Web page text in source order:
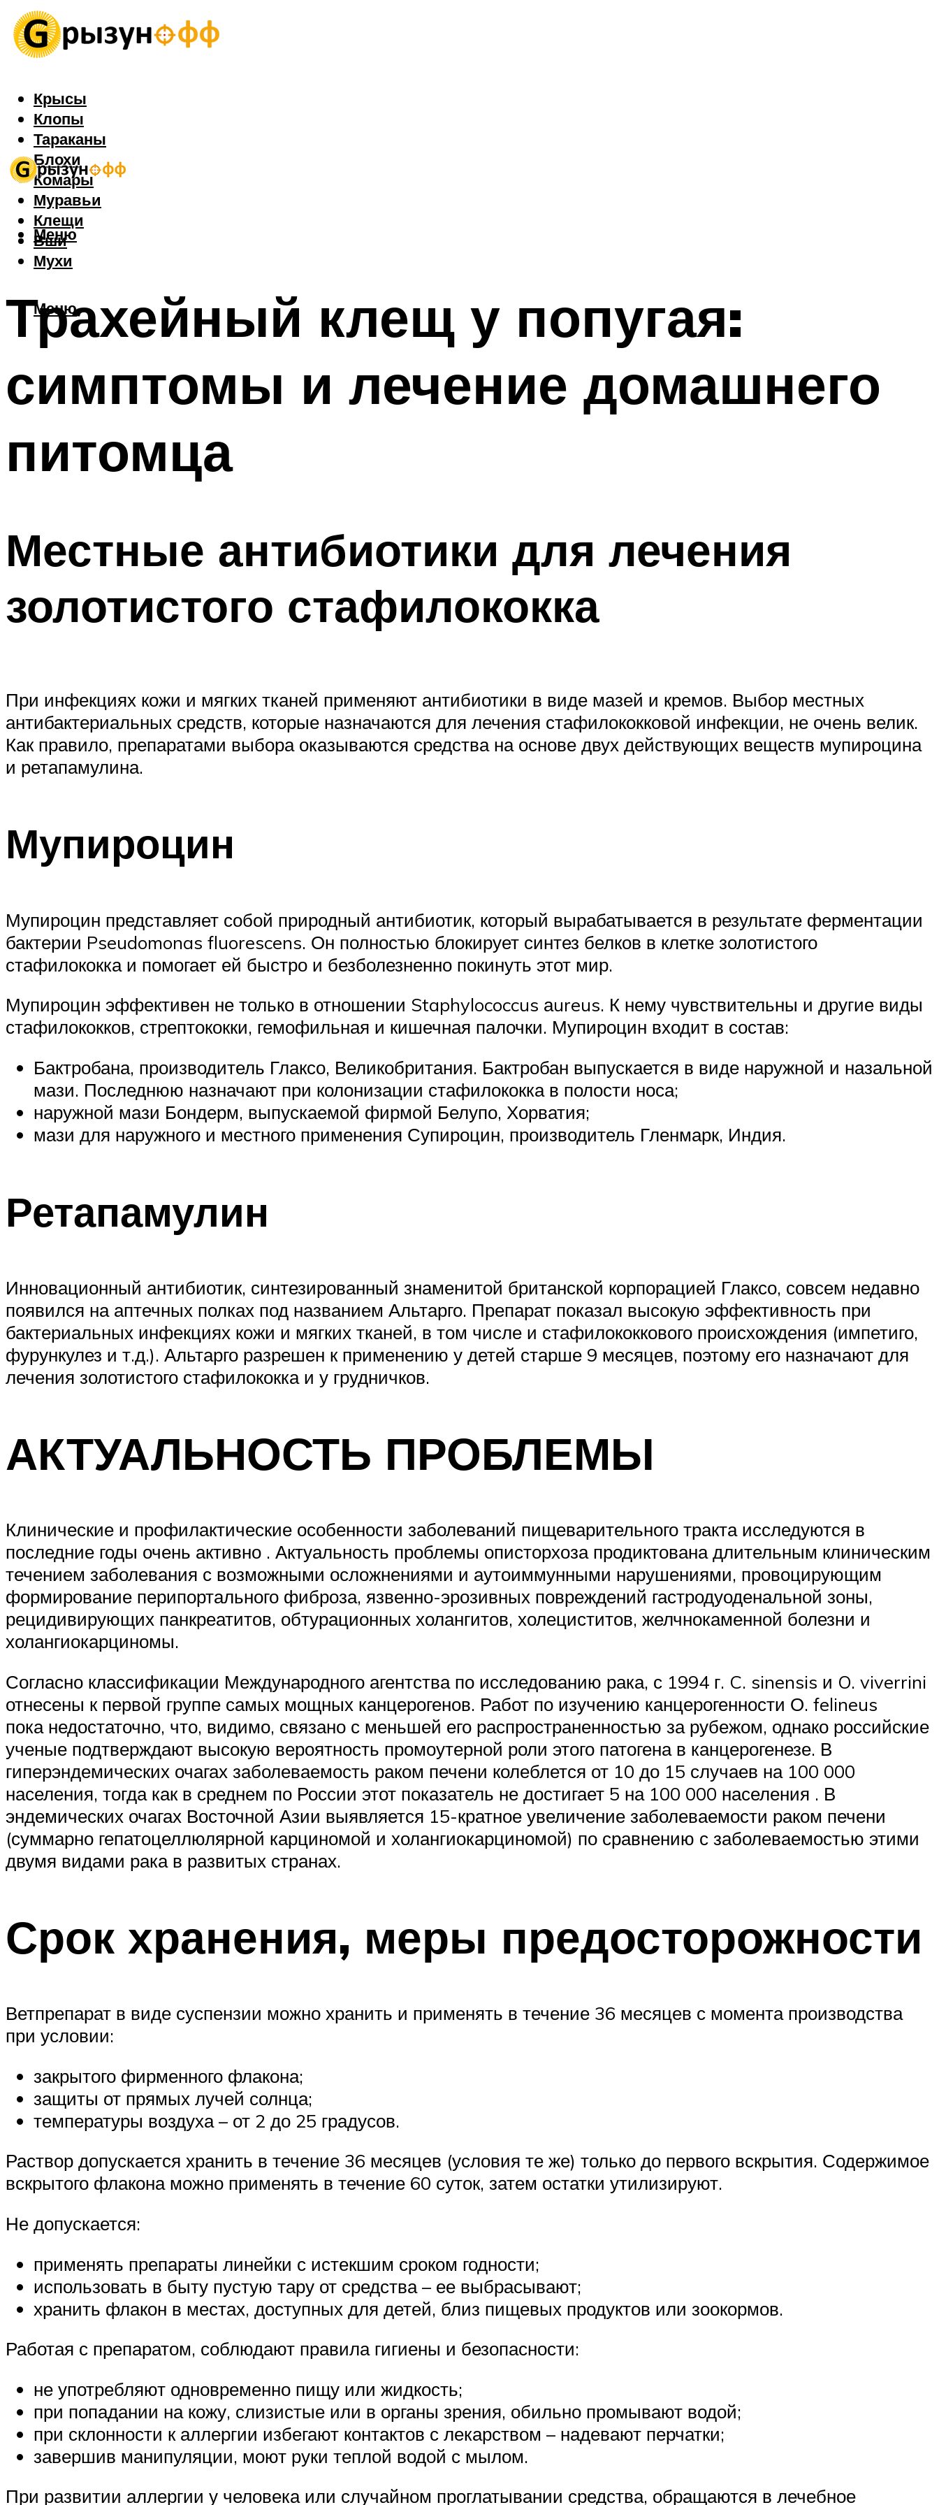
Крысы
Клопы
Тараканы
Блохи
Комары
Муравьи
Клещи
Вши
Мухи
Меню
Меню
Трахейный клещ у попугая:
симптомы и лечение домашнего
питомца
Местные антибиотики для лечения
золотистого стафилококка
При инфекциях кожи и мягких тканей применяют антибиотики в виде мазей и кремов. Выбор местных
антибактериальных средств, которые назначаются для лечения стафилококковой инфекции, не очень велик.
Как правило, препаратами выбора оказываются средства на основе двух действующих веществ мупироцина
и ретапамулина.
Мупироцин
Мупироцин представляет собой природный антибиотик, который вырабатывается в результате ферментации
бактерии Pseudomonas fluorescens. Он полностью блокирует синтез белков в клетке золотистого
стафилококка и помогает ей быстро и безболезненно покинуть этот мир.
Мупироцин эффективен не только в отношении Staphylococcus аureus. К нему чувствительны и другие виды
стафилококков, стрептококки, гемофильная и кишечная палочки. Мупироцин входит в состав:
Бактробана, производитель Глаксо, Великобритания. Бактробан выпускается в виде наружной и назальной
мази. Последнюю назначают при колонизации стафилококка в полости носа;
наружной мази Бондерм, выпускаемой фирмой Белупо, Хорватия;
мази для наружного и местного применения Супироцин, производитель Гленмарк, Индия.
Ретапамулин
Инновационный антибиотик, синтезированный знаменитой британской корпорацией Глаксо, совсем недавно
появился на аптечных полках под названием Альтарго. Препарат показал высокую эффективность при
бактериальных инфекциях кожи и мягких тканей, в том числе и стафилококкового происхождения (импетиго,
фурункулез и т.д.). Альтарго разрешен к применению у детей старше 9 месяцев, поэтому его назначают для
лечения золотистого стафилококка и у грудничков.
АКТУАЛЬНОСТЬ ПРОБЛЕМЫ
Клинические и профилактические особенности заболеваний пищеварительного тракта исследуются в
последние годы очень активно . Актуальность проблемы описторхоза продиктована длительным клиническим
течением заболевания с возможными осложнениями и аутоиммунными нарушениями, провоцирующим
формирование перипортального фиброза, язвенно-эрозивных повреждений гастродуоденальной зоны,
рецидивирующих панкреатитов, обтурационных холангитов, холециститов, желчнокаменной болезни и
холангиокарциномы.
Согласно классификации Международного агентства по исследованию рака, с 1994 г. C. sinensis и O. viverrini
отнесены к первой группе самых мощных канцерогенов. Работ по изучению канцерогенности О. felineus
пока недостаточно, что, видимо, связано с меньшей его распространенностью за рубежом, однако российские
ученые подтверждают высокую вероятность промоутерной роли этого патогена в канцерогенезе. В
гиперэндемических очагах заболеваемость раком печени колеблется от 10 до 15 случаев на 100 000
населения, тогда как в среднем по России этот показатель не достигает 5 на 100 000 населения . В
эндемических очагах Восточной Азии выявляется 15-кратное увеличение заболеваемости раком печени
(суммарно гепатоцеллюлярной карциномой и холангиокарциномой) по сравнению с заболеваемостью этими
двумя видами рака в развитых странах.
Срок хранения, меры предосторожности
Ветпрепарат в виде суспензии можно хранить и применять в течение 36 месяцев с момента производства
при условии:
закрытого фирменного флакона;
защиты от прямых лучей солнца;
температуры воздуха – от 2 до 25 градусов.
Раствор допускается хранить в течение 36 месяцев (условия те же) только до первого вскрытия. Содержимое
вскрытого флакона можно применять в течение 60 суток, затем остатки утилизируют.
Не допускается:
применять препараты линейки с истекшим сроком годности;
использовать в быту пустую тару от средства – ее выбрасывают;
хранить флакон в местах, доступных для детей, близ пищевых продуктов или зоокормов.
Работая с препаратом, соблюдают правила гигиены и безопасности:
не употребляют одновременно пищу или жидкость;
при попадании на кожу, слизистые или в органы зрения, обильно промывают водой;
при склонности к аллергии избегают контактов с лекарством – надевают перчатки;
завершив манипуляции, моют руки теплой водой с мылом.
При развитии аллергии у человека или случайном проглатывании средства, обращаются в лечебное